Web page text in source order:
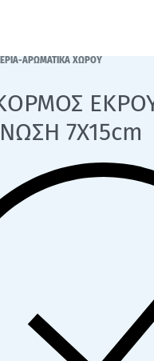
ΑΡΩΜΑΤΙΚΑ ΧΩΡΟΥ
7Χ15cm